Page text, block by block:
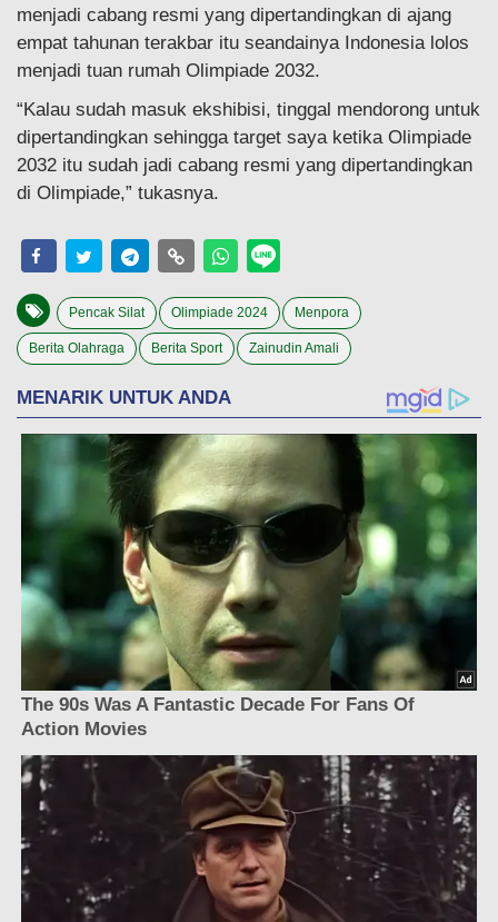
menjadi cabang resmi yang dipertandingkan di ajang
empat tahunan terakbar itu seandainya Indonesia lolos
menjadi tuan rumah Olimpiade 2032.
“Kalau sudah masuk ekshibisi, tinggal mendorong untuk
dipertandingkan sehingga target saya ketika Olimpiade
2032 itu sudah jadi cabang resmi yang dipertandingkan
di Olimpiade,” tukasnya.
Pencak Silat Olimpiade 2024 Menpora
Berita Olahraga Berita Sport Zainudin Amali